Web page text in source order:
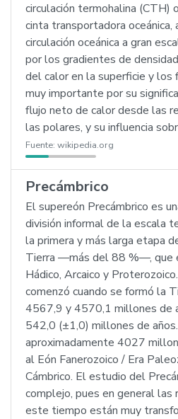
circulación termohalina (CTH)
cinta transportadora oceánica,
circulación oceánica a gran
por los gradientes de
del calor en la superficie y los
muy importante por su
flujo neto de calor desde las
las polares, y su influencia
Fuente: wikipedia.org
Precámbrico
El supereón Precámbrico es
división informal de la escala
la primera y más larga etapa
Tierra —más del 88 %—, que
Hádico, Arcaico y
comenzó cuando se formó la
4567,9 y 4570,1 millones de
542,0 (±1,0) millones de
aproximadamente 4027
al Eón Fanerozoico / Era
Cámbrico. El estudio del
complejo, pues en general las
este tiempo están muy